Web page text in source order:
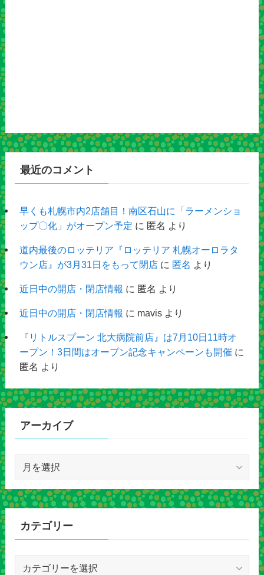
最近のコメント
早くも札幌市内2店舗目！南区石山に「ラーメンショ
ップ〇化」がオープン予定 に 匿名 より
道内最後のロッテリア『ロッテリア 札幌オーロラタ
ウン店』が3月31日をもって閉店に 匿名 より
近日中の開店・閉店情報 に 匿名 より
近日中の開店・閉店情報 に mavisより
『リトルスプーン 北大病院前店』は7月10日11時オ
ープン！3日間はオープン記念キャンペーンも開催 に
匿名 より
アーカイブ
カ
イ
カテゴリー